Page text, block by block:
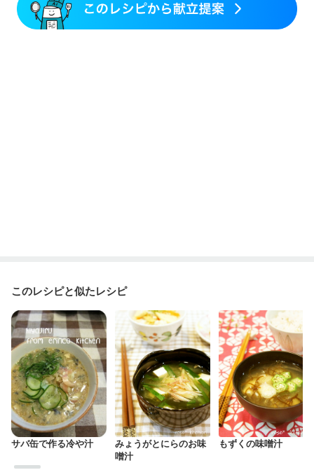
妊婦健診・血圧が気になる（初期）
妊婦健診・血糖値が気になる（初期）
このレシピと似たレシピ
サバ缶で作る冷や汁
みょうがとにらのお味
噌汁
もずくの味噌汁